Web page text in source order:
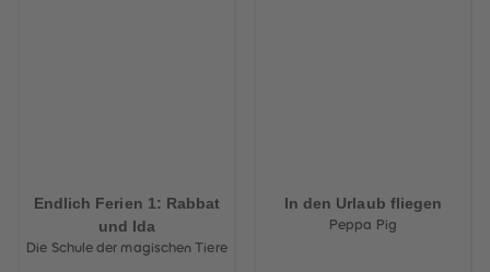
Endlich Ferien 1: Rabbat
und Ida
Die Schule der magischen Tiere
In den Urlaub fliegen
Peppa Pig